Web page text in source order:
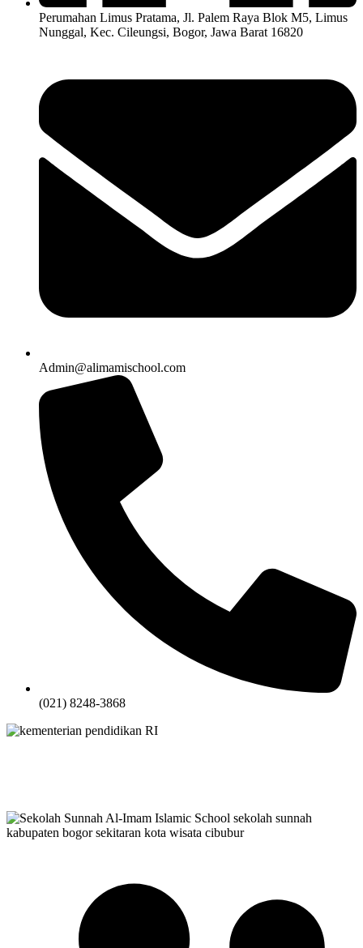
Perumahan Limus Pratama, Jl. Palem Raya Blok M5, Limus
Nunggal, Kec. Cileungsi, Bogor, Jawa Barat 16820
Admin@alimamischool.com
(021) 8248-3868